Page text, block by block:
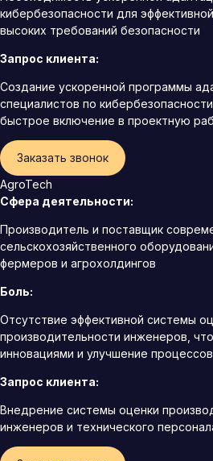
кибербезопасности для
высоких требований безопасности
Запрос клиента:
Создание ускоренной программы
специалистов по
быстрое включение в проектную
Заказать звонок
AgroTech
Сфера деятельности:
Производитель и поставщик
сельскохозяйственного
фермеров и агрохолдингов
Боль:
Отсутствие эффективной системы
производительности инженеров,
инновациями и улучшение процессов
Запрос клиента:
Внедрение системы оценки
инженеров и технического